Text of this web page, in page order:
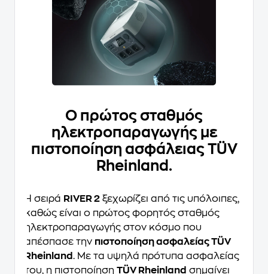
Ο πρώτος σταθμός
ηλεκτροπαραγωγής με
πιστοποίηση ασφάλειας TÜV
Rheinland.
Η σειρά RIVER 2 ξεχωρίζει από τις υπόλοιπες,
καθώς είναι ο πρώτος φορητός σταθμός
ηλεκτροπαραγωγής στον κόσμο που
απέσπασε την πιστοποίηση ασφαλείας TÜV
Rheinland. Με τα υψηλά πρότυπα ασφαλείας
του, η πιστοποίηση TÜV Rheinland σημαίνει